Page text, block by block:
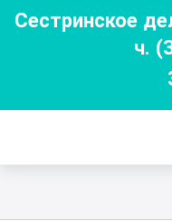
Сестринское
ч.